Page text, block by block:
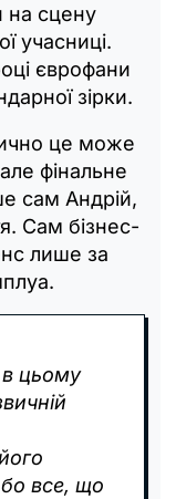
на сцену
учасниці.
єврофани
зірки.
це може
фінальне
сам Андрій,
Сам бізнес-
лише за
в цьому
все, що